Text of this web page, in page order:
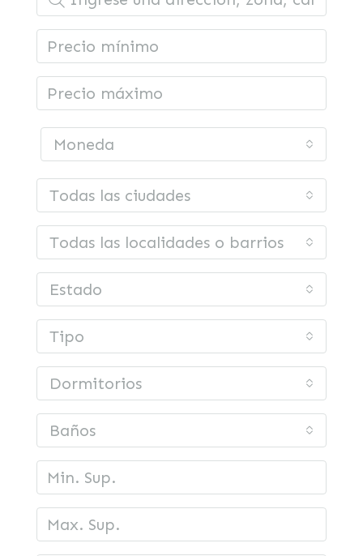
Moneda
Todas las ciudades
Todas las localidades o barrios
Estado
Tipo
Dormitorios
Baños